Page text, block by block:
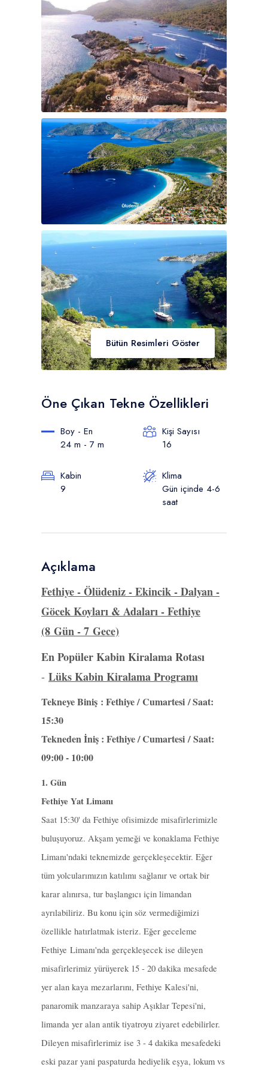
Bütün Resimleri Göster
Öne Çıkan Tekne Özellikleri
Boy - En
24 m - 7 m
Kişi Sayısı
16
Kabin
9
Klima
Gün içinde 4-6
saat
Açıklama
Fethiye - Ölüdeniz - Ekincik - Dalyan -
Göcek Koyları & Adaları - Fethiye
(8 Gün - 7 Gece)
En Popüler Kabin Kiralama Rotası
- Lüks Kabin Kiralama Programı
Tekneye Biniş : Fethiye / Cumartesi / Saat:
15:30
Tekneden İniş : Fethiye / Cumartesi / Saat:
09:00 - 10:00
1. Gün
Fethiye Yat Limanı
Saat 15:30' da Fethiye ofisimizde misafirlerimizle
buluşuyoruz. Akşam yemeği ve konaklama Fethiye
Limanı'ndaki teknemizde gerçekleşecektir. Eğer
tüm yolcularımızın katılımı sağlanır ve ortak bir
karar alınırsa, tur başlangıcı için limandan
ayrılabiliriz. Bu konu için söz vermediğimizi
özellikle hatırlatmak isteriz. Eğer geceleme
Fethiye Limanı'nda gerçekleşecek ise dileyen
misafirlerimiz yürüyerek 15 - 20 dakika mesafede
yer alan kaya mezarlarını, Fethiye Kalesi'ni,
panaromik manzaraya sahip Aşıklar Tepesi'ni,
limanda yer alan antik tiyatroyu ziyaret edebilirler.
Dileyen misafirlerimiz ise 3 - 4 dakika mesafedeki
eski pazar yani paspaturda hediyelik eşya, lokum vs